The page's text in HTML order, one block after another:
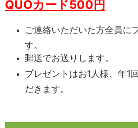
QUOカード500円
ご連絡いただいた方全員に
す。
郵送でお送りします。
プレゼントはお1人様、年1
だきます。